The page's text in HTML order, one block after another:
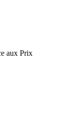
aux Prix